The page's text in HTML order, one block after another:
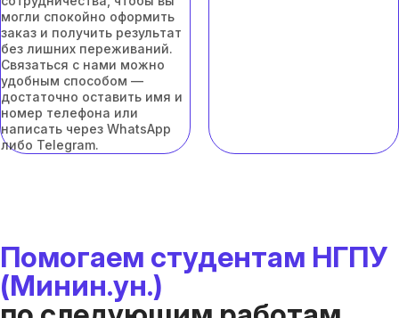
могли спокойно оформить
заказ и получить результат
без лишних переживаний.
Связаться с нами можно
удобным способом —
достаточно оставить имя и
номер телефона или
написать через WhatsApp
либо Telegram.
Помогаем студентам НГПУ
(Минин.ун.)